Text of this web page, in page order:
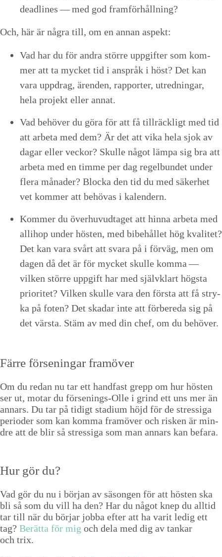
dead­lines — med god framförhållning?
Och, här är några till, om en annan aspekt:
Vad har du för andra större uppgifter som kom­
mer att ta myck­et tid i anspråk i höst? Det kan
vara upp­drag, ären­den, rap­porter, utred­ningar,
hela pro­jekt eller annat.
Vad behöver du göra för att få till­räck­ligt med tid
att arbe­ta med dem? Är det att vika hela sjok av
dagar eller veck­or? Skulle något läm­pa sig bra att
arbe­ta med en timme per dag regel­bun­det under
flera månad­er? Bloc­ka den tid du med säk­er­het
vet kom­mer att behö­vas i kalendern.
Kom­mer du över­hu­vud­taget att hin­na arbe­ta med
alli­hop under hösten, med bibehål­let hög kvalitet?
Det kan vara svårt att svara på i förväg, men om
dagen då det är för myck­et skulle kom­ma —
vilken större uppgift har med självk­lart högs­ta
pri­or­itet? Vilken skulle vara den förs­ta att få stry­
ka på foten? Det skadar inte att för­bere­da sig på
det värs­ta. Stäm av med din chef, om du behöver.
Färre förs­eningar framöver
Om du redan nu tar ett hand­fast grepp om hur hösten
ser ut, motar du förs­en­ings-Olle i grind ett uns mer än
annars. Du tar på tidigt sta­di­um höjd för de stres­si­ga
peri­oder som kan kom­ma framöver och risken är min­
dre att de blir så stres­si­ga som man annars kan befara.
Hur gör du?
Vad gör du nu i bör­jan av säsongen för att hösten ska
bli så som du vill ha den? Har du något knep du alltid
tar till när du bör­jar job­ba efter att ha var­it ledig ett
tag? Berät­ta för mig och dela med dig av tankar
och trix.